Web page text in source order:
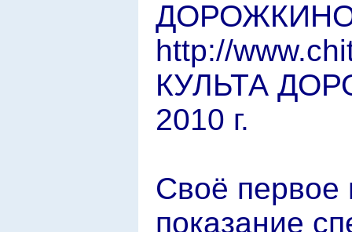
http://
КУЛЬТА
2010 г.
Своё первое
показание